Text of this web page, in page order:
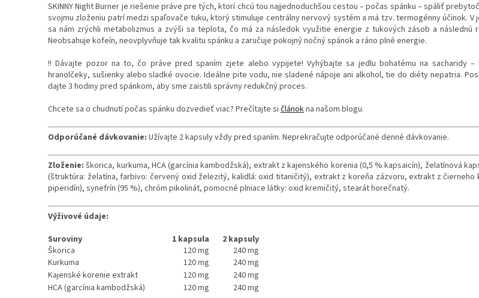
SKINNY Night Burner je riešenie práve pre tých, ktorí chcú tou najjednoduchšou cestou – počas spánku – spáliť
svojmu zloženiu patrí medzi spaľovače tuku, ktorý stimuluje centrálny nervový systém a má tzv. termogénny účinok. V
sa nám zrýchli metabolizmus a zvýši sa teplota, čo má za následok využitie energie z tukových zásob a následnú
Neobsahuje kofeín, neovplyvňuje tak kvalitu spánku a zaručuje pokojný nočný spánok a ráno plné energie.
!! Dávajte pozor na to, čo práve pred spaním zjete alebo vypijete! Vyhýbajte sa jedlu bohatému na sacharidy –
hranolčeky, sušienky alebo sladké ovocie. Ideálne pite vodu, nie sladené nápoje ani alkohol, tie do diéty nepatria.
dajte 3 hodiny pred spánkom, aby sme zaistili správny redukčný proces.
Chcete sa o chudnutí počas spánku dozvedieť viac? Prečítajte si článokna našom blogu.
Odporúčané dávkovanie: Užívajte 2 kapsuly vždy pred spaním. Neprekračujte odporúčané denné dávkovanie.
Zloženie: škorica, kurkuma, HCA (garcínia kambodžská), extrakt z kajenského korenia (0,5 % kapsaicín), želatínová
(štruktúra: želatína, farbivo: červený oxid železitý, kalidlá: oxid titaničitý), extrakt z koreňa zázvoru, extrakt z čierneho
piperidín), synefrín (95 %), chróm pikolinát, pomocné plniace látky: oxid kremičitý, stearát horečnatý.
Výživové údaje:
Suroviny
1 kapsula
2 kapsuly
Škorica
120 mg
240 mg
Kurkuma
120 mg
240 mg
Kajenské korenie extrakt
120 mg
240 mg
HCA (garcínia kambodžská)
120 mg
240 mg